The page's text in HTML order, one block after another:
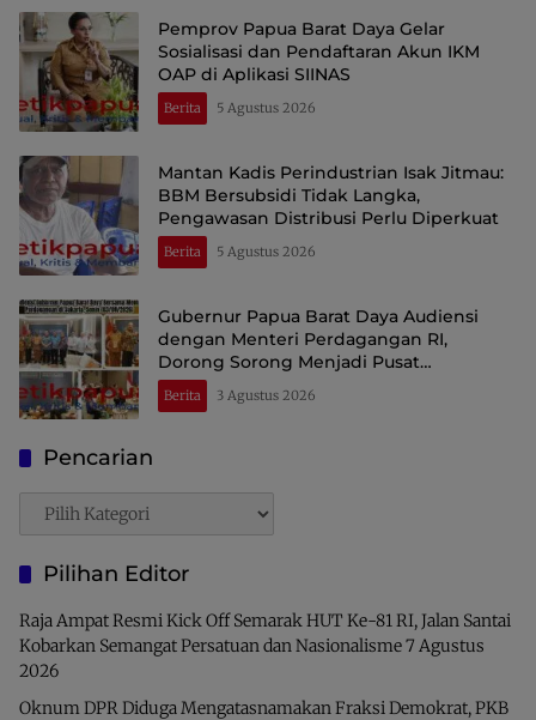
Pemprov Papua Barat Daya Gelar
Sosialisasi dan Pendaftaran Akun IKM
OAP di Aplikasi SIINAS
Berita 5 Agustus 2026
Mantan Kadis Perindustrian Isak Jitmau:
BBM Bersubsidi Tidak Langka,
Pengawasan Distribusi Perlu Diperkuat
Berita 5 Agustus 2026
Gubernur Papua Barat Daya Audiensi
dengan Menteri Perdagangan RI,
Dorong Sorong Menjadi Pusat
Perdagangan dan Ekspor Kawasan Timur
Indonesia
Berita 3 Agustus 2026
Pencarian
Pencarian
Pilihan Editor
Raja Ampat Resmi Kick Off Semarak HUT Ke-81 RI, Jalan Santai
Kobarkan Semangat Persatuan dan Nasionalisme7 Agustus
2026
Oknum DPR Diduga Mengatasnamakan Fraksi Demokrat, PKB